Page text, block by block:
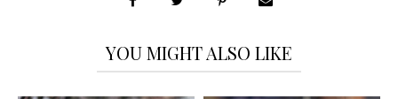
YOU MIGHT ALSO LIKE